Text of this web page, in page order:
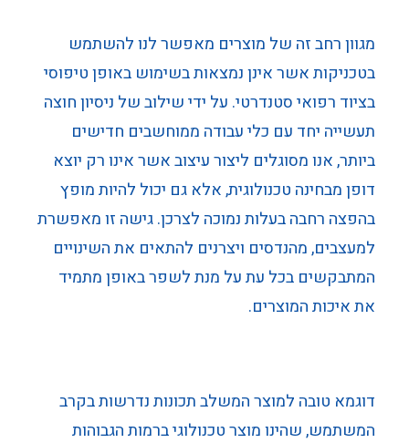
מגוון רחב זה של מוצרים מאפשר לנו להשתמש
בטכניקות אשר אינן נמצאות בשימוש באופן טיפוסי
בציוד רפואי סטנדרטי. על ידי שילוב של ניסיון חוצה
תעשייה יחד עם כלי עבודה ממוחשבים חדישים
ביותר, אנו מסוגלים ליצור עיצוב אשר אינו רק יוצא
דופן מבחינה טכנולוגית, אלא גם יכול להיות מופץ
בהפצה רחבה בעלות נמוכה לצרכן. גישה זו מאפשרת
למעצבים, מהנדסים ויצרנים להתאים את השינויים
המתבקשים בכל עת על מנת לשפר באופן מתמיד
את איכות המוצרים.
דוגמא טובה למוצר המשלב תכונות נדרשות בקרב
המשתמש, שהינו מוצר טכנולוגי ברמות הגבוהות